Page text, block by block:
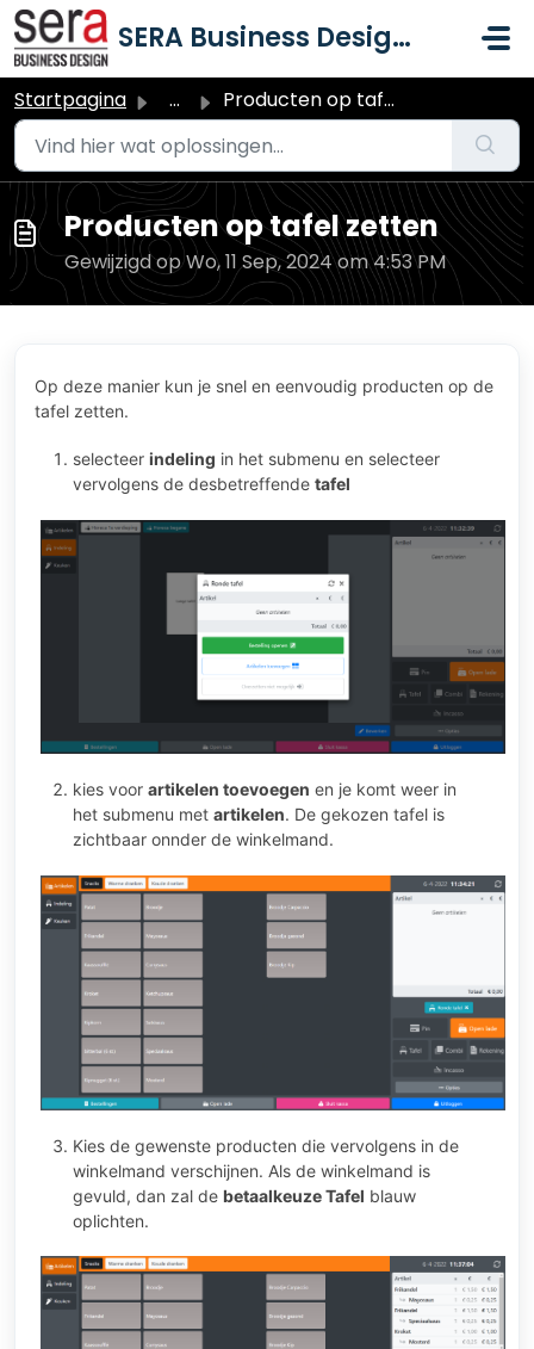
Doorgaan naar hoofdinhoud
SERA Business Design B.V.
Startpagina ... Producten op tafel zetten
Producten op tafel zetten
Gewijzigd op Wo, 11 Sep, 2024 om 4:53 PM
Op deze manier kun je snel en eenvoudig producten op de
tafel zetten.
selecteer indeling in het submenu en selecteer
vervolgens de desbetreffende tafel
kies voor artikelen toevoegen en je komt weer in
het submenu met artikelen. De gekozen tafel is
zichtbaar onnder de winkelmand.
Kies de gewenste producten die vervolgens in de
winkelmand verschijnen. Als de winkelmand is
gevuld, dan zal de betaalkeuze Tafel blauw
oplichten.